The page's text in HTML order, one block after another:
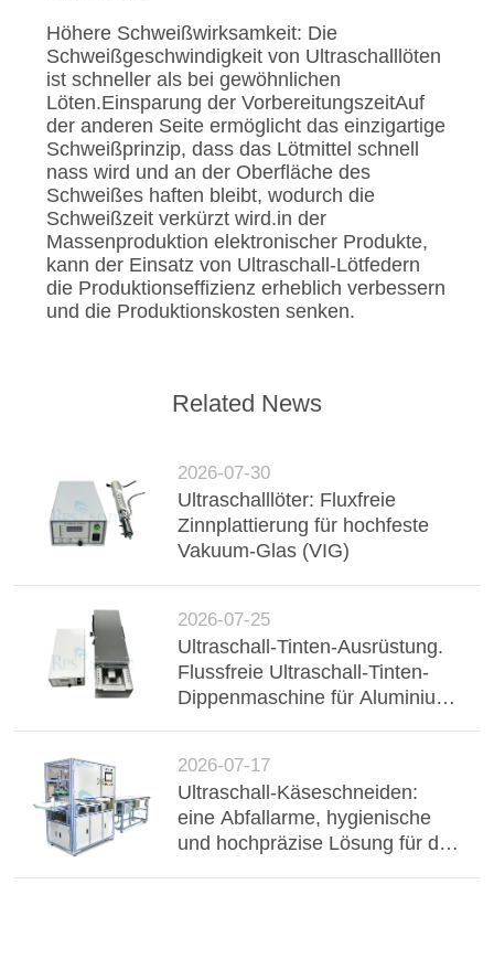
Höhere Schweißwirksamkeit: Die
Schweißgeschwindigkeit von Ultraschalllöten
ist schneller als bei gewöhnlichen
Löten.Einsparung der VorbereitungszeitAuf
der anderen Seite ermöglicht das einzigartige
Schweißprinzip, dass das Lötmittel schnell
nass wird und an der Oberfläche des
Schweißes haften bleibt, wodurch die
Schweißzeit verkürzt wird.in der
Massenproduktion elektronischer Produkte,
kann der Einsatz von Ultraschall-Lötfedern
die Produktionseffizienz erheblich verbessern
und die Produktionskosten senken.
Related News
2026-07-30
Ultraschalllöter: Fluxfreie
Zinnplattierung für hochfeste
Vakuum-Glas (VIG)
2026-07-25
Ultraschall-Tinten-Ausrüstung.
Flussfreie Ultraschall-Tinten-
Dippenmaschine für Aluminium-
2026-07-17
Ultraschall-Käseschneiden:
eine Abfallarme, hygienische
und hochpräzise Lösung für die